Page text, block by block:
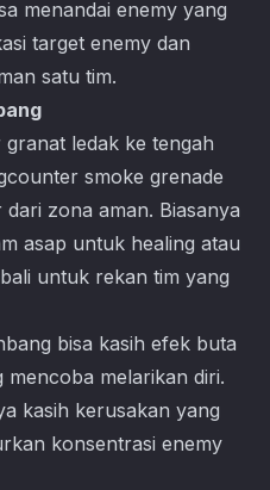
menandai enemy yang
target enemy dan
satu tim.
ledak ke tengah
smoke grenade
zona aman. Biasanya
asap untuk healing atau
untuk rekan tim yang
bisa kasih efek buta
mencoba melarikan diri.
kasih kerusakan yang
konsentrasi enemy